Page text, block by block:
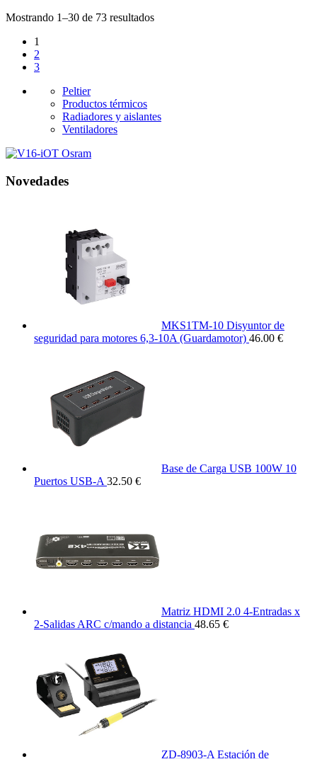
Mostrando 1–30 de 73 resultados
1
2
3
Peltier
Productos térmicos
Radiadores y aislantes
Ventiladores
Novedades
MKS1TM-10 Disyuntor de
seguridad para motores 6,3-10A (Guardamotor) 46.00 €
Base de Carga USB 100W 10
Puertos USB-A 32.50 €
Matriz HDMI 2.0 4-Entradas x
2-Salidas ARC c/mando a distancia 48.65 €
ZD-8903-A Estación de